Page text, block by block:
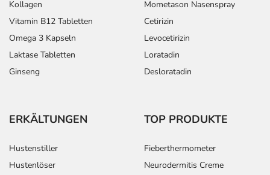
Kollagen
Vitamin B12 Tabletten
Omega 3 Kapseln
Laktase Tabletten
Ginseng
Mometason Nasenspray
Cetirizin
Levocetirizin
Loratadin
Desloratadin
ERKÄLTUNGEN
Hustenstiller
Hustenlöser
TOP PRODUKTE
Fieberthermometer
Neurodermitis Creme